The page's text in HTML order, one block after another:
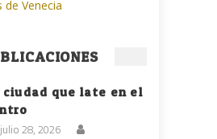
Venecia
ciudad que late en el
julio 28, 2026